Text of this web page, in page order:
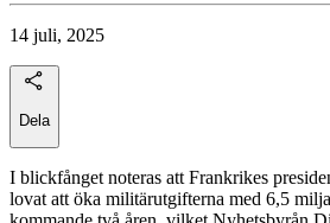
14 juli, 2025
Dela
I blickfånget noteras att Frankrikes
lovat att öka militärutgifterna med 6,5